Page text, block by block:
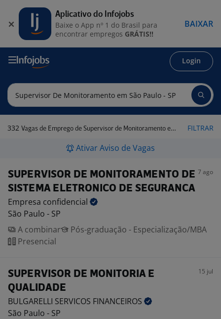
Login
332 Vagas de Emprego de Supervisor de Monitoramento em São Paulo - SP FILTRAR
Ativar Aviso de Vagas
SUPERVISOR DE MONITORAMENTO DE
SISTEMA ELETRONICO DE SEGURANCA
7 ago
Empresa confidencial
São Paulo - SP
A combinar
Pós-graduação - Especialização/MBA
Presencial
SUPERVISOR DE MONITORIA E
QUALIDADE
15 jul
BULGARELLI SERVICOS FINANCEIROS
São Paulo - SP
Aplicativo do Infojobs
Baixe o App nº 1 do Brasil para
encontrar empregos GRÁTIS!!
BAIXAR